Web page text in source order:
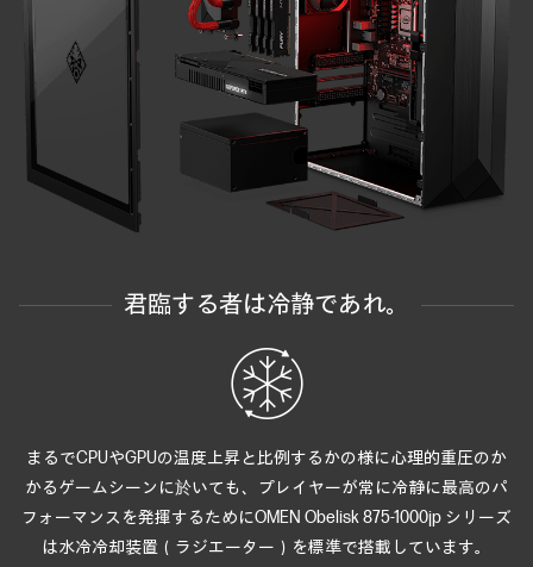
君臨する者は冷静であれ。
まるでCPUやGPUの温度上昇と比例するかの様に心理的重圧のか
かるゲームシーンに於いても、 プレイヤーが常に冷静に最高のパ
フォーマンスを発揮するためにOMEN Obelisk 875-1000jp シリーズ
は水冷冷却装置（ラジエーター）を標準で搭載しています。